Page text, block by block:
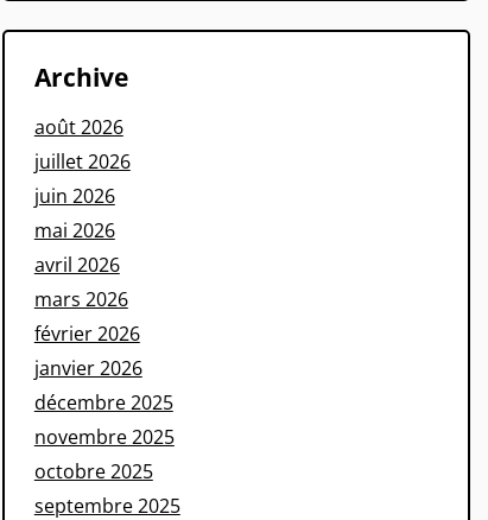
Archive
août 2026
juillet 2026
juin 2026
mai 2026
avril 2026
mars 2026
février 2026
janvier 2026
décembre 2025
novembre 2025
octobre 2025
septembre 2025